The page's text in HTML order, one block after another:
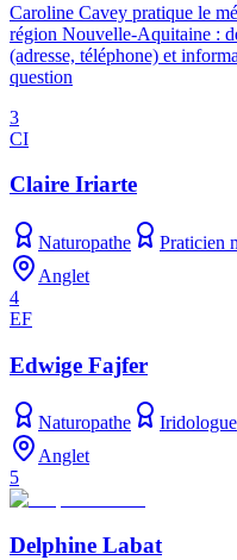
Caroline Cavey pratique le
région Nouvelle-Aquitaine :
(adresse, téléphone) et
question
3
CI
Claire Iriarte
Naturopathe Praticien
Anglet
4
EF
Edwige Fajfer
Naturopathe Iridologue
Anglet
5
Delphine Labat